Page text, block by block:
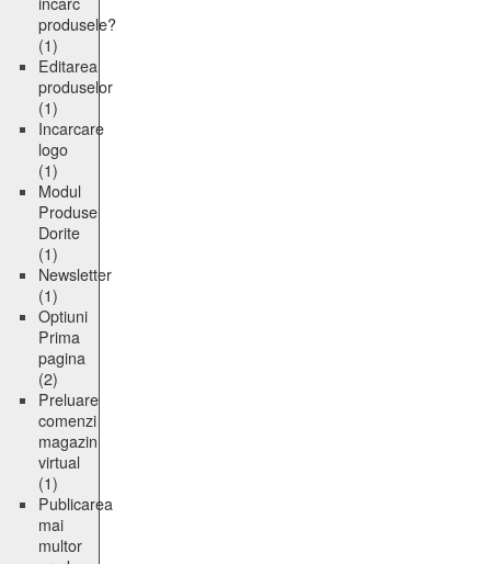
produsele?
(1)
Editarea
produselor
(1)
Incarcare
logo
(1)
Modul
Produse
Dorite
(1)
Newsletter
(1)
Optiuni
Prima
pagina
(2)
Preluare
comenzi
magazin
virtual
(1)
Publicarea
mai
multor